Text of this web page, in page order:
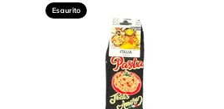
Esaurito